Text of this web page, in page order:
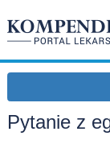
Pytanie z